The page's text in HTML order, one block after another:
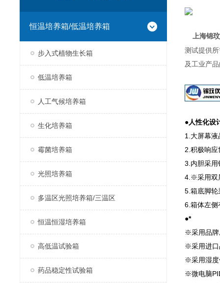
恒温培养箱/低温培养箱
步入式植物生长箱
低温培养箱
人工气候培养箱
生化培养箱
霉菌培养箱
光照培养箱
多温区光照培养箱/三温区
恒温恒湿培养箱
高低温试验箱
药品稳定性试验箱
上海锦
测试提供
及工业产
●人性化设
1.大屏幕
2.积极响
3.内胆采用
4.※采用双
5.箱底脚轮
6.箱体左侧
●*
※采用品牌
※采用进口
※采用湿度
※微电脑